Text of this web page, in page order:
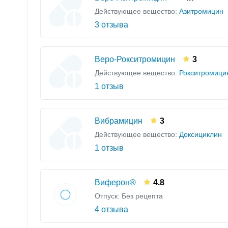
Действующее вещество: Азитромицин
3 отзыва
Веро-Рокситромицин 3
Действующее вещество:
1 отзыв
Вибрамицин 3
Действующее вещество: Доксициклин
1 отзыв
Виферон® 4.8
Отпуск: Без рецепта
4 отзыва